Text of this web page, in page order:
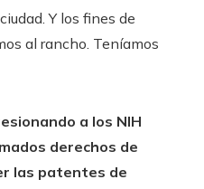
Y los fines de
al rancho. Teníamos
a los NIH
derechos de
las patentes de